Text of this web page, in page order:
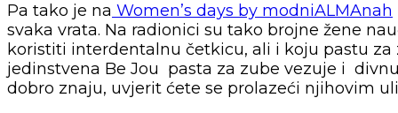
Pa tako je na Women’s days by modniALMAnah
svaka vrata. Na radionici su tako brojne žene
koristiti interdentalnu četkicu, ali i koju pastu
jedinstvena Be Jou pasta za zube vezuje i
dobro znaju, uvjerit ćete se prolazeći njihovim